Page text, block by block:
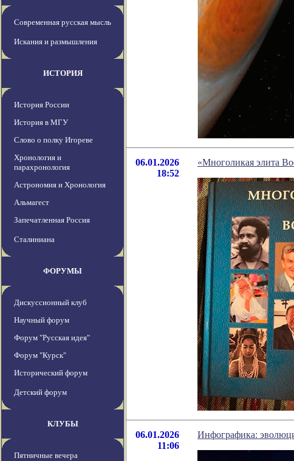
Современная русская мысль
Искания и размышления
ИСТОРИЯ
История России
История в МГУ
Слово о полку Игореве
Хронология и
парахронология
Астрономия и Хронология
Альмагест
Запечатленная Россия
Сталиниана
ФОРУМЫ
Дискуссионный клуб
Научный форум
Форум "Русская идея"
Форум "Курск"
Исторический форум
Детский форум
КЛУБЫ
Пятничные вечера
06.01.2026
18:52
«Многоликая элита
06.01.2026
11:06
Инфографика: